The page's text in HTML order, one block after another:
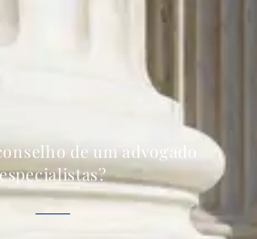
de um advogado
especialistas?